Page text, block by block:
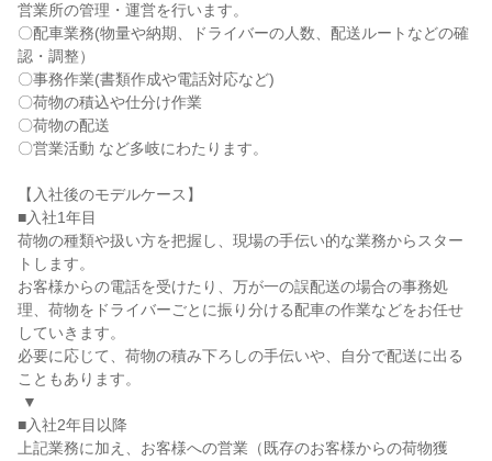
営業所の管理・運営を行います。
〇配車業務(物量や納期、ドライバーの人数、配送ルートなどの確
認・調整）
〇事務作業(書類作成や電話対応など)
〇荷物の積込や仕分け作業
〇荷物の配送
〇営業活動 など多岐にわたります。
【入社後のモデルケース】
■入社1年目
荷物の種類や扱い方を把握し、現場の手伝い的な業務からスター
トします。
お客様からの電話を受けたり、万が一の誤配送の場合の事務処
理、荷物をドライバーごとに振り分ける配車の作業などをお任せ
していきます。
必要に応じて、荷物の積み下ろしの手伝いや、自分で配送に出る
こともあります。
■入社2年目以降
上記業務に加え、お客様への営業（既存のお客様からの荷物獲